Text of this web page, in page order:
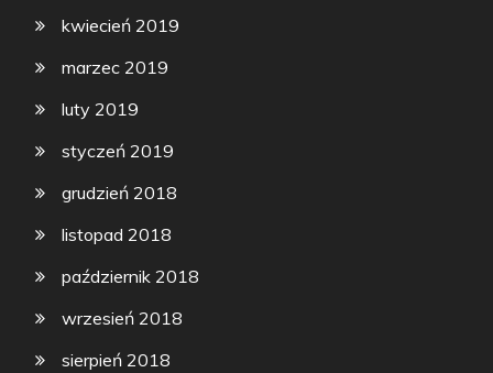
kwiecień 2019
marzec 2019
luty 2019
styczeń 2019
grudzień 2018
listopad 2018
październik 2018
wrzesień 2018
sierpień 2018